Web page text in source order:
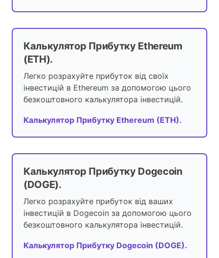
Калькулятор Прибутку Ethereum
(ETH).
Легко розрахуйте прибуток від своїх
інвестицій в Ethereum за допомогою цього
безкоштовного калькулятора інвестицій.
Калькулятор Прибутку Ethereum (ETH).
Калькулятор Прибутку Dogecoin
(DOGE).
Легко розрахуйте прибуток від ваших
інвестицій в Dogecoin за допомогою цього
безкоштовного калькулятора інвестицій.
Калькулятор Прибутку Dogecoin (DOGE).